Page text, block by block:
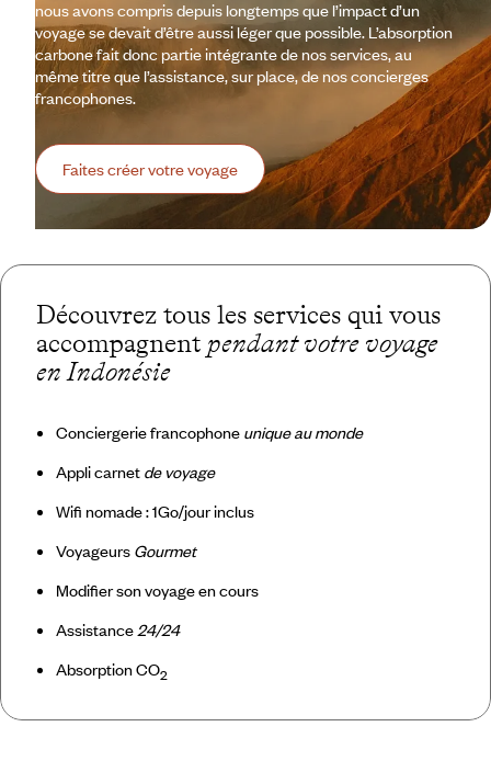
nous avons compris depuis longtemps que l’impact d’un
voyage se devait d’être aussi léger que possible. L’absorption
carbone fait donc partie intégrante de nos services, au
même titre que l’assistance, sur place, de nos concierges
francophones.
Faites créer votre voyage
Découvrez tous les services qui vous
accompagnent pendant votre voyage
en Indonésie
Conciergerie francophone unique au monde
Appli carnet de voyage
Wifi nomade : 1Go/jour inclus
Voyageurs Gourmet
Modifier son voyage en cours
Assistance24/24
Absorption CO2